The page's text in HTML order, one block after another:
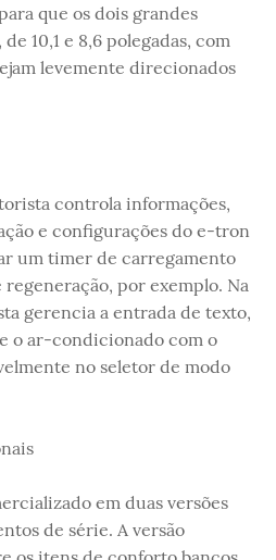
que os dois grandes
10,1 e 8,6 polegadas, com
levemente direcionados
controla informações,
e configurações do e-tron
um timer de carregamento
por exemplo. Na
gerencia a entrada de texto,
o ar-condicionado com o
no seletor de modo
em duas versões
de série. A versão